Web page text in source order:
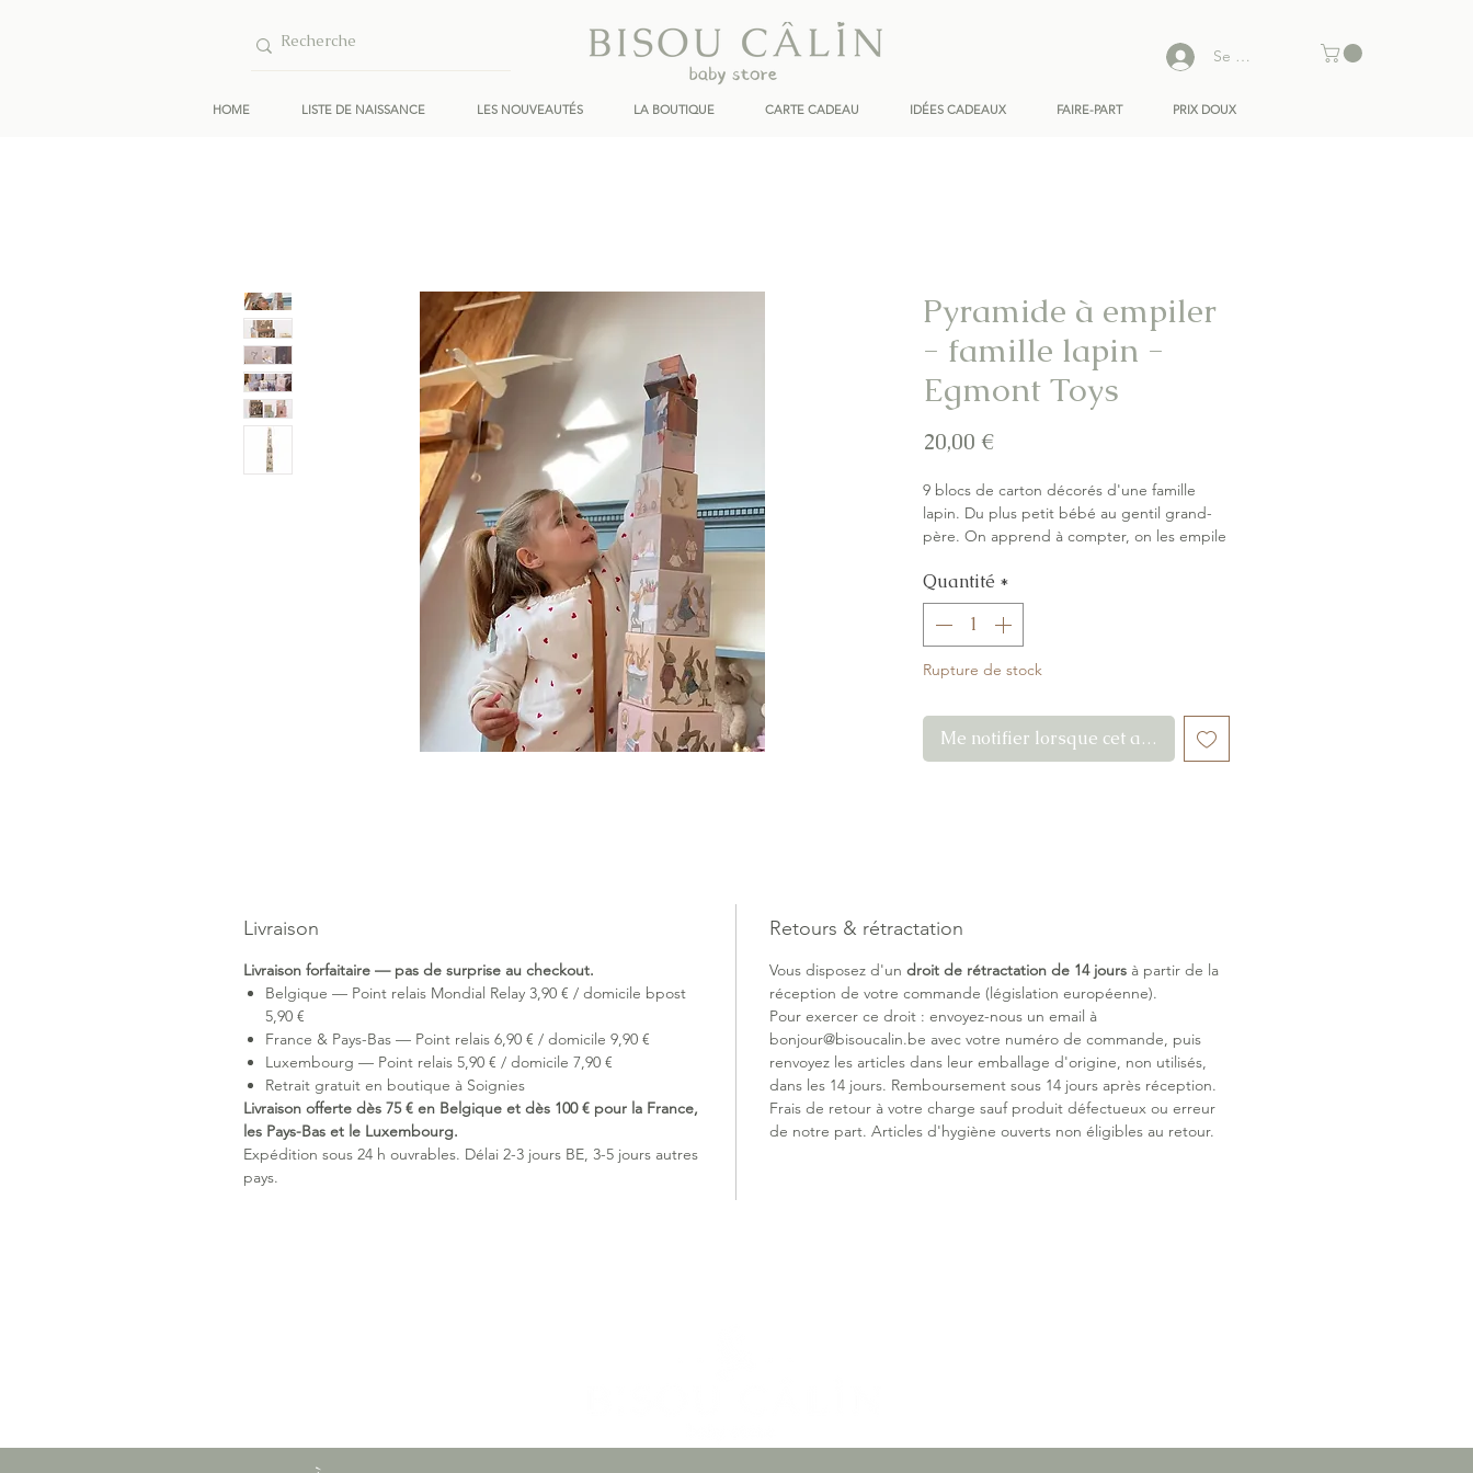
HOME LISTE DE NAISSANCE LES NOUVEAUTÉS LA BOUTIQUE CARTE CADEAU IDÉES CADEAUX FAIRE-PART PRIX DOUX
Se connecter
Pyramide à empiler
- famille lapin -
Egmont Toys
20,00 €Prix
9 blocs de carton décorés d'une famille
lapin. Du plus petit bébé au gentil grand-
père. On apprend à compter, on les empile
comme cachettes… moments de complicité
et de rire pour les petits et grands. Carton
FSC.
Quantité *
Rupture de stock
Me notifier lorsque cet article est disponible
Livraison
Livraison forfaitaire — pas de surprise au checkout.
Belgique — Point relais Mondial Relay 3,90 € / domicile bpost
5,90 €
France & Pays-Bas — Point relais 6,90 € / domicile 9,90 €
Luxembourg — Point relais 5,90 € / domicile 7,90 €
Retrait gratuit en boutique à Soignies
Livraison offerte dès 75 € en Belgique et dès 100 € pour la France,
les Pays-Bas et le Luxembourg.
Expédition sous 24 h ouvrables. Délai 2-3 jours BE, 3-5 jours autres
pays.
Retours & rétractation
Vous disposez d'un droit de rétractation de 14 jours à partir de la
réception de votre commande (législation européenne).
Pour exercer ce droit : envoyez-nous un email à
bonjour@bisoucalin.be avec votre numéro de commande, puis
renvoyez les articles dans leur emballage d'origine, non utilisés,
dans les 14 jours. Remboursement sous 14 jours après réception.
Frais de retour à votre charge sauf produit défectueux ou erreur
de notre part. Articles d'hygiène ouverts non éligibles au retour.